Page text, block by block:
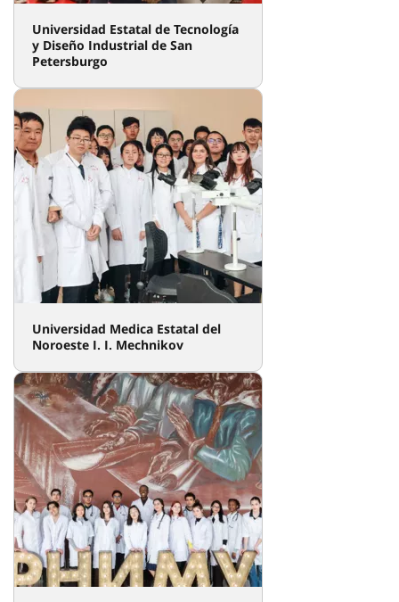
Universidad Estatal de Tecnología
y Diseño Industrial de San
Petersburgo
Universidad Medica Estatal del
Noroeste I. I. Mechnikov